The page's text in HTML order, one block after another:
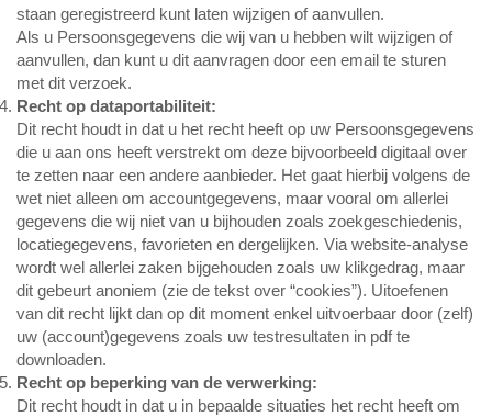
staan geregistreerd kunt laten wijzigen of aanvullen.
Als u Persoonsgegevens die wij van u hebben wilt wijzigen of
aanvullen, dan kunt u dit aanvragen door een email te sturen
met dit verzoek.
Recht op dataportabiliteit:
Dit recht houdt in dat u het recht heeft op uw Persoonsgegevens
die u aan ons heeft verstrekt om deze bijvoorbeeld digitaal over
te zetten naar een andere aanbieder. Het gaat hierbij volgens de
wet niet alleen om accountgegevens, maar vooral om allerlei
gegevens die wij niet van u bijhouden zoals zoekgeschiedenis,
locatiegegevens, favorieten en dergelijken. Via website-analyse
wordt wel allerlei zaken bijgehouden zoals uw klikgedrag, maar
dit gebeurt anoniem (zie de tekst over “cookies”). Uitoefenen
van dit recht lijkt dan op dit moment enkel uitvoerbaar door (zelf)
uw (account)gegevens zoals uw testresultaten in pdf te
downloaden.
Recht op beperking van de verwerking:
Dit recht houdt in dat u in bepaalde situaties het recht heeft om